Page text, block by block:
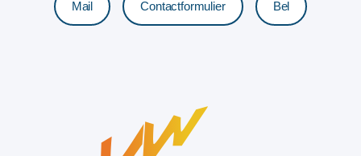
Mail Contactformulier Bel